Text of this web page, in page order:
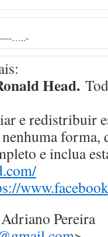
…..-
Head.
e redistribuir
forma,
e inclua
Pereira